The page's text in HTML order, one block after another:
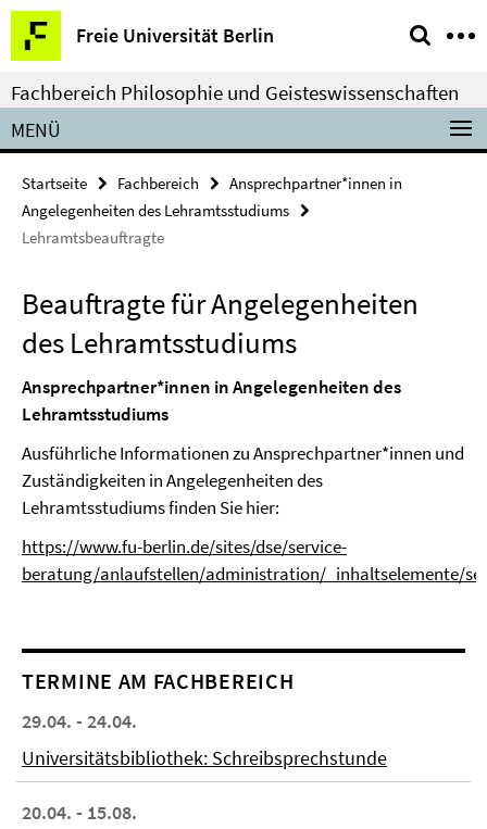
Springe
direkt
zu
Inhalt
Freie Universität Berlin
Service-
Navigation
Fachbereich Philosophie und Geisteswissenschaften
MENÜ
Startseite Fachbereich
Ansprechpartner*innen in
Angelegenheiten des Lehramtsstudiums
Lehramtsbeauftragte
Beauftragte für Angelegenheiten
des Lehramtsstudiums
Ansprechpartner*innen in Angelegenheiten des
Lehramtsstudiums
Ausführliche Informationen zu Ansprechpartner*innen und
Zuständigkeiten in Angelegenheiten des
Lehramtsstudiums finden Sie hier:
https://www.fu-berlin.de/sites/dse/service-
beratung/anlaufstellen/administration/_inhaltselemente/
TERMINE AM FACHBEREICH
29.04. - 24.04.
Universitätsbibliothek: Schreibsprechstunde
20.04. - 15.08.